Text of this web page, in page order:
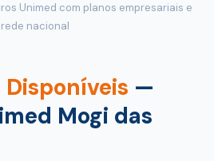
Unimed com planos empresariais e
rede nacional
Disponíveis —
Mogi das